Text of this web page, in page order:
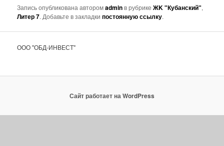
Запись опубликована авторомadminв рубрикеЖK "Кубанский",
Литер 7. Добавьте в закладкипостоянную ссылку.
ООО "ОБД-ИНВЕСТ"
Сайт работает на WordPress